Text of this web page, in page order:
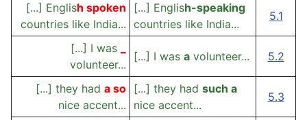
[...] English spoken
countries like India...
[...] English-speaking
countries like India...
5.1
[...] I was
volunteer...
[...] I was a volunteer... 5.2
[...] they had a so
nice accent...
[...] they had such a
nice accent...
5.3